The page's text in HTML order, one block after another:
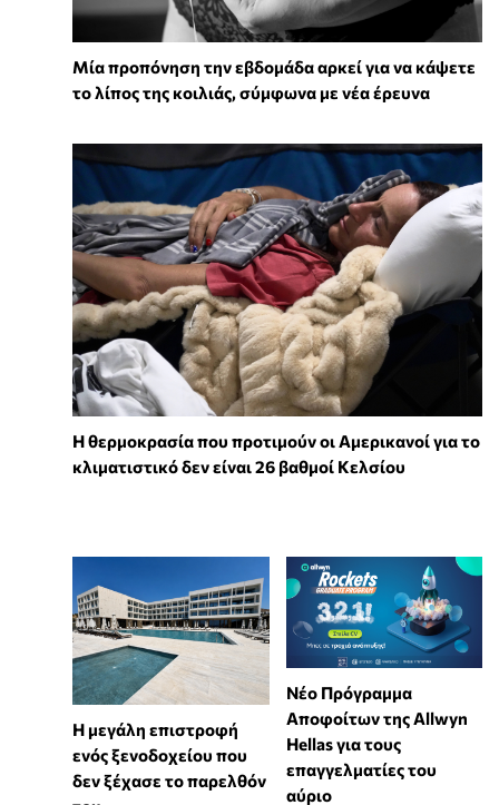
Μία προπόνηση την εβδομάδα αρκεί για να κάψετε
το λίπος της κοιλιάς, σύμφωνα με νέα έρευνα
Η θερμοκρασία που προτιμούν οι Αμερικανοί για το
κλιματιστικό δεν είναι 26 βαθμοί Κελσίου
Η μεγάλη επιστροφή
ενός ξενοδοχείου που
δεν ξέχασε το παρελθόν
Νέο Πρόγραμμα
Αποφοίτων της Allwyn
Hellas για τους
επαγγελματίες του
αύριο